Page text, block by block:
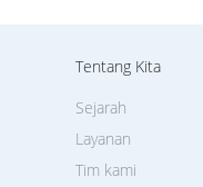
Tentang Kita
Sejarah
Layanan
Tim kami